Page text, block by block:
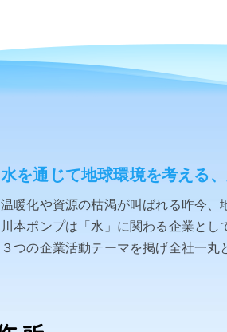
水を通じて地球環境を考える
温暖化や資源の枯渇が叫ばれる昨今
川本ポンプは「水」に関わる企業と
３つの企業活動テーマを掲げ全社一